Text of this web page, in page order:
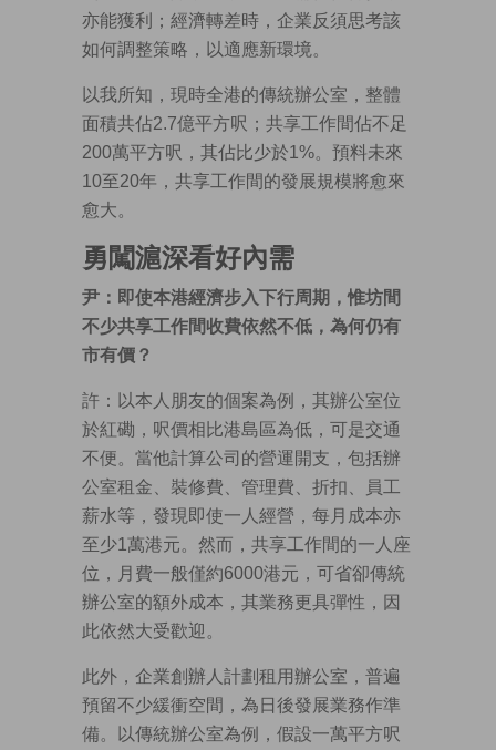
亦能獲利；經濟轉差時，企業反須思考該
如何調整策略，以適應新環境。
以我所知，現時全港的傳統辦公室，整體
面積共佔2.7億平方呎；共享工作間佔不足
200萬平方呎，其佔比少於1%。預料未來
10至20年，共享工作間的發展規模將愈來
愈大。
勇闖滬深看好內需
尹：即使本港經濟步入下行周期，惟坊間
不少共享工作間收費依然不低，為何仍有
市有價？
許：以本人朋友的個案為例，其辦公室位
於紅磡，呎價相比港島區為低，可是交通
不便。當他計算公司的營運開支，包括辦
公室租金、裝修費、管理費、折扣、員工
薪水等，發現即使一人經營，每月成本亦
至少1萬港元。然而，共享工作間的一人座
位，月費一般僅約6000港元，可省卻傳統
辦公室的額外成本，其業務更具彈性，因
此依然大受歡迎。
此外，企業創辦人計劃租用辦公室，普遍
預留不少緩衝空間，為日後發展業務作準
備。以傳統辦公室為例，假設一萬平方呎